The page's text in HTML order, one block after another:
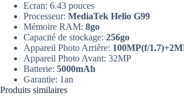
Ecran: 6.43 pouces
Processeur: MediaTek Helio G99
Mémoire RAM: 8go
Capacité de stockage: 256go
Appareil Photo Arrière: 100MP(f/
Appareil Photo Avant: 32MP
Batterie: 5000mAh
Garantie: 1an
Produits similaires